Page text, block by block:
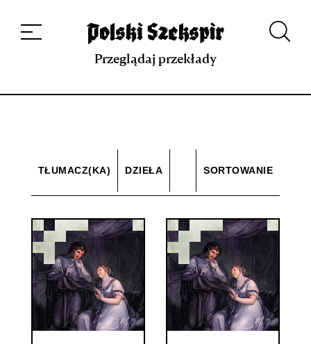
projekcie
Kontakt Indeks strony Aplikacja
Repozytorium XIX w.
Przeglądaj przekłady
TŁUMACZ(KA) DZIEŁA SORTOWANIE